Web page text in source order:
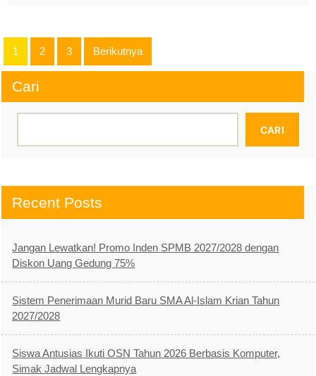
Paginasi
pos
1 2 3 Berikutnya
Cari
CARI
Recent Posts
Jangan Lewatkan! Promo Inden SPMB 2027/2028 dengan
Diskon Uang Gedung 75%
Sistem Penerimaan Murid Baru SMA Al-Islam Krian Tahun
2027/2028
Siswa Antusias Ikuti OSN Tahun 2026 Berbasis Komputer,
Simak Jadwal Lengkapnya